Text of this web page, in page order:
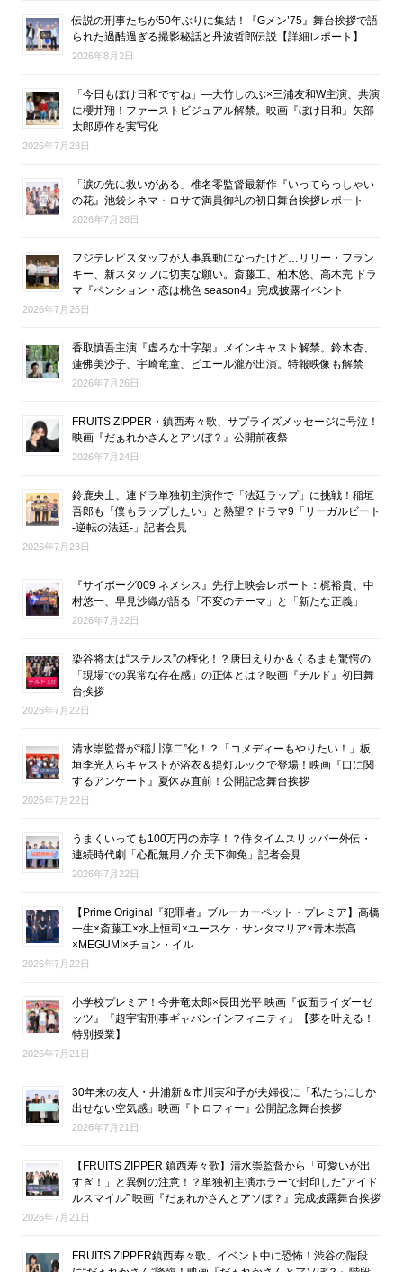
伝説の刑事たちが50年ぶりに集結！『Gメン’75』舞台挨拶で語
られた過酷過ぎる撮影秘話と丹波哲郎伝説【詳細レポート】
2026年8月2日
「今日もぼけ日和ですね」―大竹しのぶ×三浦友和W主演、共演
に櫻井翔！ファーストビジュアル解禁。映画『ぼけ日和』矢部
太郎原作を実写化
2026年7月28日
「涙の先に救いがある」椎名零監督最新作『いってらっしゃい
の花』池袋シネマ・ロサで満員御礼の初日舞台挨拶レポート
2026年7月28日
フジテレビスタッフが人事異動になったけど…リリー・フラン
キー、新スタッフに切実な願い。斎藤工、柏木悠、高木完 ドラ
マ『ペンション・恋は桃色 season4』完成披露イベント
2026年7月26日
香取慎吾主演『虚ろな十字架』メインキャスト解禁。鈴木杏、
蓮佛美沙子、宇崎竜童、ピエール瀧が出演。特報映像も解禁
2026年7月26日
FRUITS ZIPPER・鎮西寿々歌、サプライズメッセージに号泣！
映画『だぁれかさんとアソぼ？』公開前夜祭
2026年7月24日
鈴鹿央士、連ドラ単独初主演作で「法廷ラップ」に挑戦！稲垣
吾郎も「僕もラップしたい」と熱望？ドラマ9「リーガルビート
-逆転の法廷-」記者会見
2026年7月23日
『サイボーグ009 ネメシス』先行上映会レポート：梶裕貴、中
村悠一、早見沙織が語る「不変のテーマ」と「新たな正義」
2026年7月22日
染谷将太は“ステルス”の権化！？唐田えりか＆くるまも驚愕の
「現場での異常な存在感」の正体とは？映画『チルド』初日舞
台挨拶
2026年7月22日
清水崇監督が“稲川淳二”化！？「コメディーもやりたい！」板
垣李光人らキャストが浴衣＆提灯ルックで登場！映画『口に関
するアンケート』夏休み直前！公開記念舞台挨拶
2026年7月22日
うまくいっても100万円の赤字！？侍タイムスリッパー外伝・
連続時代劇「心配無用ノ介 天下御免」記者会見
2026年7月22日
【Prime Original『犯罪者』ブルーカーペット・プレミア】高橋
一生×斎藤工×水上恒司×ユースケ・サンタマリア×青木崇高
×MEGUMI×チョン・イル
2026年7月22日
小学校プレミア！今井竜太郎×長田光平 映画『仮面ライダーゼ
ッツ』『超宇宙刑事ギャバンインフィニティ』【夢を叶える！
特別授業】
2026年7月21日
30年来の友人・井浦新＆市川実和子が夫婦役に「私たちにしか
出せない空気感」映画『トロフィー』公開記念舞台挨拶
2026年7月21日
【FRUITS ZIPPER 鎮西寿々歌】清水崇監督から「可愛いが出
すぎ！」と異例の注意！？単独初主演ホラーで封印した“アイド
ルスマイル” 映画『だぁれかさんとアソぼ？』完成披露舞台挨拶
2026年7月21日
FRUITS ZIPPER鎮西寿々歌、イベント中に恐怖！渋谷の階段